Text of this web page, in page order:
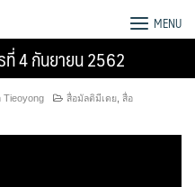
MENU
ที่ 4 กันยายน 2562
Tieoyong สื่อมัลติมีเดย สื่อ